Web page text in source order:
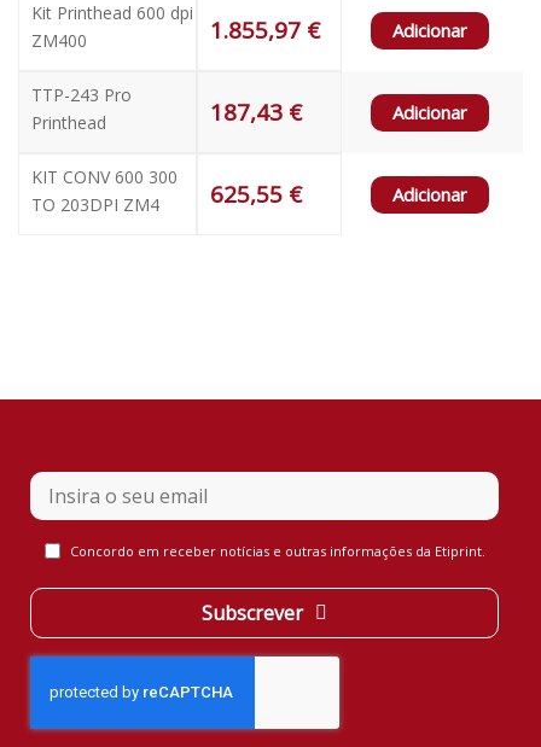
Kit Printhead 600 dpi
ZM400
1.855,97 € Adicionar
TTP-243 Pro
Printhead
187,43 € Adicionar
KIT CONV 600 300
TO 203DPI ZM4
625,55 € Adicionar
Company
Name
* Concordo em receber notícias e outras informações da Etiprint.
Subscrever